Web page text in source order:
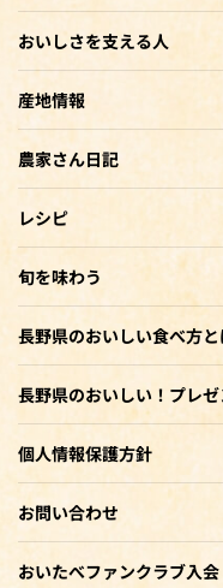
おいしさを支える人
産地情報
農家さん日記
レシピ
旬を味わう
長野県のおいしい食べ方
長野県のおいしい！プレゼ
個人情報保護方針
お問い合わせ
おいたべファンクラブ入会